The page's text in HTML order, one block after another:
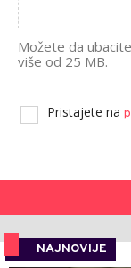
Možete da
više od 25 MB.
Pristajete na
NAJNOVIJE